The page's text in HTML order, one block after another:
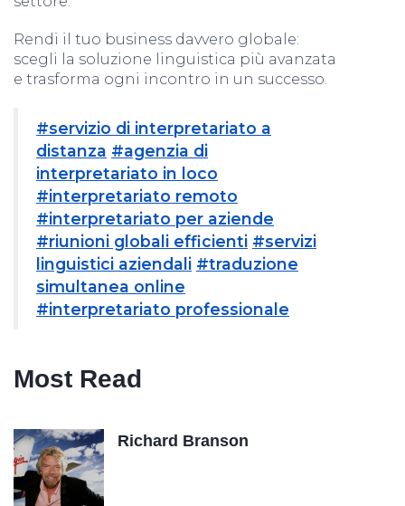
Rendi il tuo business davvero globale:
scegli la soluzione linguistica più avanzata
e trasforma ogni incontro in un successo.
#servizio di interpretariato a
distanza #agenzia di
interpretariato in loco
#interpretariato remoto
#interpretariato per aziende
#riunioni globali efficienti #servizi
linguistici aziendali #traduzione
simultanea online
#interpretariato professionale
Most Read
Richard Branson